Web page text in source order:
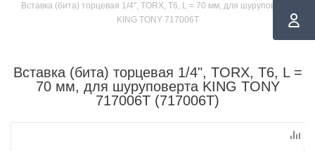
Вставка (бита) торцевая 1/4", TORX, Т6, L = 70 мм, для шуруповерта
KING TONY 717006T
Вставка (бита) торцевая 1/4", TORX, Т6, L =
70 мм, для шуруповерта KING TONY
717006T (717006T)